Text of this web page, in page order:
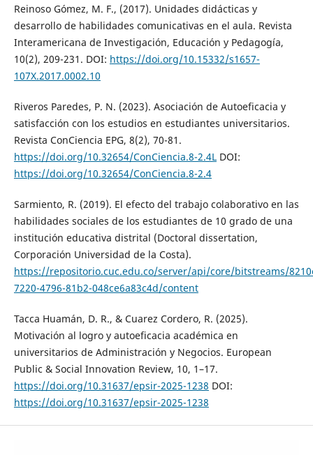
Reinoso Gómez, M. F., (2017). Unidades didácticas y
desarrollo de habilidades comunicativas en el aula. Revista
Interamericana de Investigación, Educación y Pedagogía,
10(2), 209-231. DOI: https://doi.org/10.15332/s1657-
107X.2017.0002.10
Riveros Paredes, P. N. (2023). Asociación de Autoeficacia y
satisfacción con los estudios en estudiantes universitarios.
Revista ConCiencia EPG, 8(2), 70-81.
https://doi.org/10.32654/ConCiencia.8-2.4LDOI:
https://doi.org/10.32654/ConCiencia.8-2.4
Sarmiento, R. (2019). El efecto del trabajo colaborativo en las
habilidades sociales de los estudiantes de 10 grado de una
institución educativa distrital (Doctoral dissertation,
Corporación Universidad de la Costa).
https://repositorio.cuc.edu.co/server/api/core/bitstreams/
7220-4796-81b2-048ce6a83c4d/content
Tacca Huamán, D. R., & Cuarez Cordero, R. (2025).
Motivación al logro y autoeficacia académica en
universitarios de Administración y Negocios. European
Public & Social Innovation Review, 10, 1–17.
https://doi.org/10.31637/epsir-2025-1238 DOI:
https://doi.org/10.31637/epsir-2025-1238